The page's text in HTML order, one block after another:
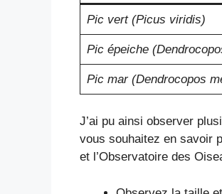
Pic vert (Picus viridis)
Pic épeiche
Pic mar (Dendrocopos
J’ai pu ainsi observer
vous souhaitez en savoir
et l’Observatoire des